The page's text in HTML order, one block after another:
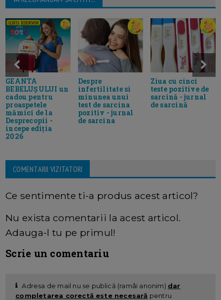
GEANTA
BEBELUȘULUI un
cadou pentru
proaspetele
mămici de la
Desprecopii -
incepe ediția
2026
Despre
infertilitate si
minunea unui
test de sarcina
pozitiv - jurnal
de sarcina
Ziua cu cinci
teste pozitive de
sarcină - jurnal
de sarcină
COMENTARII VIZITATORI
Ce sentimente ti-a produs acest articol?
Nu exista comentarii la acest articol.
Adauga-l tu pe primul!
Scrie un comentariu
Adresa de mail nu se publică (ramâi anonim) dar
completarea corectă este necesară pentru